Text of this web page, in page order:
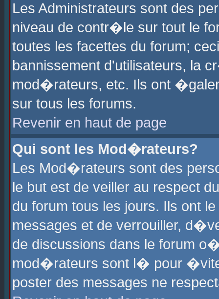
Les Administrateurs sont des
niveau de contr�le sur tout le
toutes les facettes du forum;
bannissement d'utilisateurs, la
mod�rateurs, etc. Ils ont
sur tous les forums.
Revenir en haut de page
Qui sont les Mod�rateurs?
Les Mod�rateurs sont des
le but est de veiller au respect
du forum tous les jours. Ils ont
messages et de verrouiller,
de discussions dans le forum
mod�rateurs sont l� pour
poster des messages ne